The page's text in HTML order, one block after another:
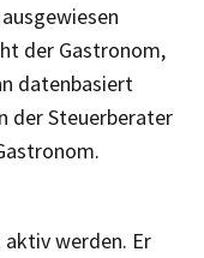
der Gastronom,
datenbasiert
der Steuerberater
werden. Er